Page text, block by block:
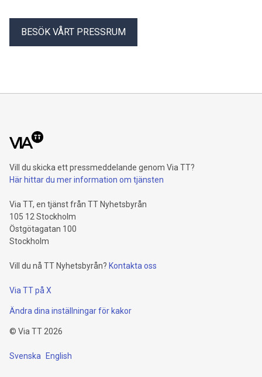
BESÖK VÅRT PRESSRUM
Vill du skicka ett pressmeddelande genom Via TT?
Här hittar du mer information om tjänsten
Via TT, en tjänst från TT Nyhetsbyrån
105 12 Stockholm
Östgötagatan 100
Stockholm
Vill du nå TT Nyhetsbyrån? Kontakta oss
Via TT på X
Ändra dina inställningar för kakor
© Via TT 2026
Svenska English